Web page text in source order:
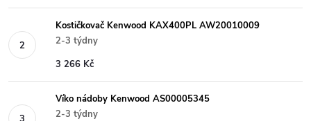
Kostičkovač Kenwood KAX400PL AW20010009
2-3 týdny
3 266 Kč
Víko nádoby Kenwood AS00005345
2-3 týdny